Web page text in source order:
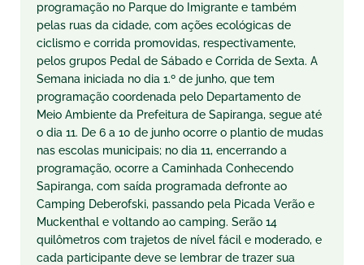
programação no Parque do Imigrante e também
pelas ruas da cidade, com ações ecológicas de
ciclismo e corrida promovidas, respectivamente,
pelos grupos Pedal de Sábado e Corrida de Sexta. A
Semana iniciada no dia 1.º de junho, que tem
programação coordenada pelo Departamento de
Meio Ambiente da Prefeitura de Sapiranga, segue até
o dia 11. De 6 a 10 de junho ocorre o plantio de mudas
nas escolas municipais; no dia 11, encerrando a
programação, ocorre a Caminhada Conhecendo
Sapiranga, com saída programada defronte ao
Camping Deberofski, passando pela Picada Verão e
Muckenthal e voltando ao camping. Serão 14
quilômetros com trajetos de nível fácil e moderado, e
cada participante deve se lembrar de trazer sua